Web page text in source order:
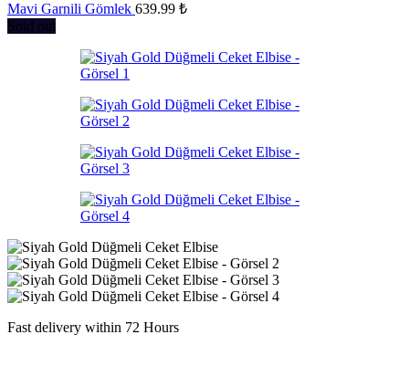
Mavi Garnili Gömlek 639.99 ₺
Sold out
Fast delivery within 72 Hours